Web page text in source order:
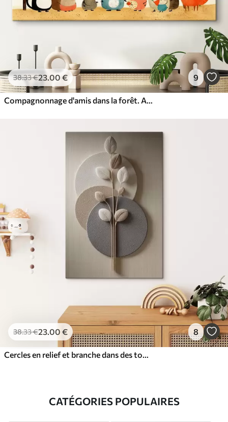
38.33€23.00 € 9
38.33€23 .00 € 8
CATÉGORIES POPULAIRES